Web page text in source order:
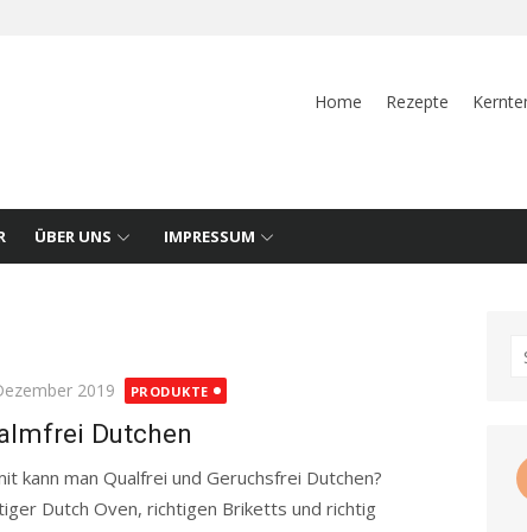
Home Rezepte
ÜBER UNS IMPRESSUM
2019 PRODUKTE
Dutchen
kann man Qualfrei und Geruchsfrei Dutchen?
Dutch Oven, richtigen Briketts und richtig